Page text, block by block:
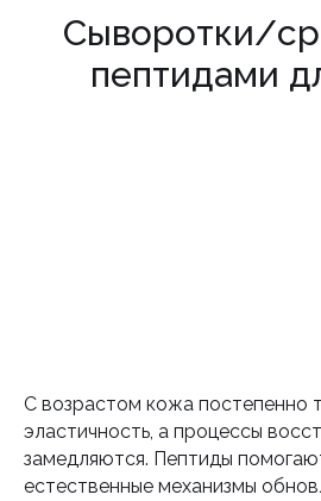
Сыворотки/
пептидами
С возрастом кожа постепенно
эластичность, а процессы
замедляются. Пептиды
естественные механизмы